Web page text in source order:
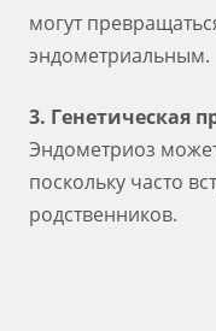
могут
эндометриальным.
3. Генетическая
Эндометриоз
поскольку часто
родственников.